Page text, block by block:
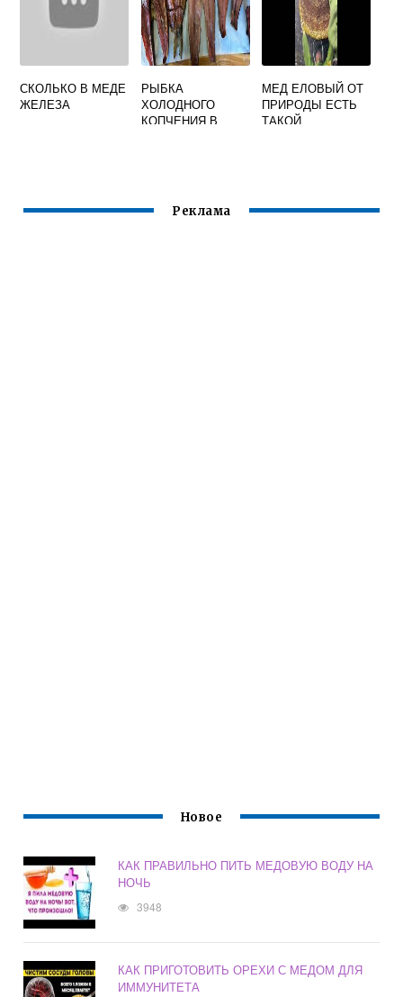
СКОЛЬКО В МЕДЕ
ЖЕЛЕЗА
РЫБКА
ХОЛОДНОГО
КОПЧЕНИЯ В
МЕД ЕЛОВЫЙ ОТ
ПРИРОДЫ ЕСТЬ
ТАКОЙ
Реклама
Новое
КАК ПРАВИЛЬНО ПИТЬ МЕДОВУЮ ВОДУ НА
НОЧЬ
3948
КАК ПРИГОТОВИТЬ ОРЕХИ С МЕДОМ ДЛЯ
ИММУНИТЕТА